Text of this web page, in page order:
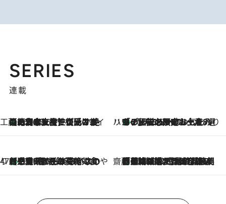
SERIES
連載
工藤まやのおもてなしハワイ
2026.8.6
【ハワイ土産】ローカルの絶大な支持で復活！ 絶品の幻クッキー《元ファンの日本人女性が受け継いだ名店》 ハワイ賢者 リサのお気に入りリスト2026.8.6
あの伝説の限定トートも！ リニューアルした「ディーン＆デルーカ ハワイ」で必須のお土産8選
47都道府県の手みやげ ひんやりスイーツで夏を満喫
2026.8.6
【三重県】この夏絶対食べたい 冷やしておいしいおやつ3選 お餅×アイスの新感覚スイーツ 齋藤 薫 美容脳ルネサンス
2026.8.6
「荷物が増えるほど旅ストレスは増す」美容ジャーナリストがたどり着いた最終結論。“化粧品を劇的に減らす”感動の凝縮美容とは